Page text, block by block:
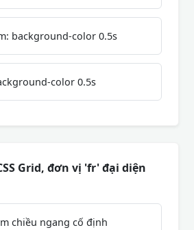
background-color 0.5s
color 0.5s
Grid, đơn vị 'fr' đại diện
chiều ngang cố định